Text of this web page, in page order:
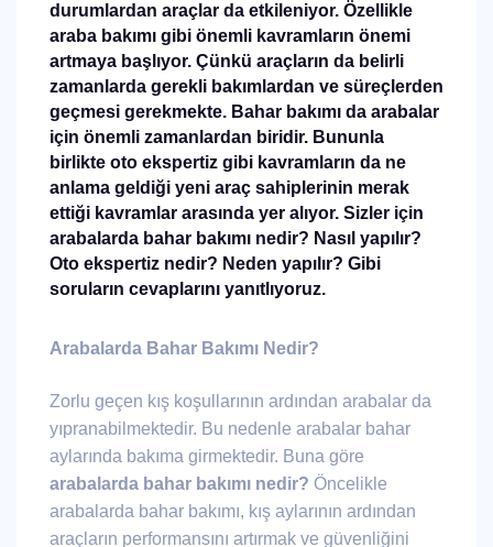
durumlardan araçlar da etkileniyor. Özellikle
araba bakımı gibi önemli kavramların önemi
artmaya başlıyor. Çünkü araçların da belirli
zamanlarda gerekli bakımlardan ve süreçlerden
geçmesi gerekmekte. Bahar bakımı da arabalar
için önemli zamanlardan biridir. Bununla
birlikte oto ekspertiz gibi kavramların da ne
anlama geldiği yeni araç sahiplerinin merak
ettiği kavramlar arasında yer alıyor. Sizler için
arabalarda bahar bakımı nedir? Nasıl yapılır?
Oto ekspertiz nedir? Neden yapılır? Gibi
soruların cevaplarını yanıtlıyoruz.
Arabalarda Bahar Bakımı Nedir?
Zorlu geçen kış koşullarının ardından arabalar da
yıpranabilmektedir. Bu nedenle arabalar bahar
aylarında bakıma girmektedir. Buna göre
arabalarda bahar bakımı nedir? Öncelikle
arabalarda bahar bakımı, kış aylarının ardından
araçların performansını artırmak ve güvenliğini